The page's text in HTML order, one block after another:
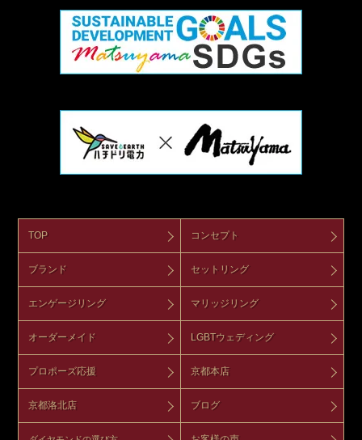
TOP コンセプト
ブランド セットリング
エンゲージリング マリッジリング
オーダーメイド LGBTウェディング
プロポーズ応援 京都本店
京都洛北店 ブログ